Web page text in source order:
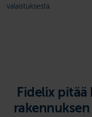
valaistuksesta.
Fidelix